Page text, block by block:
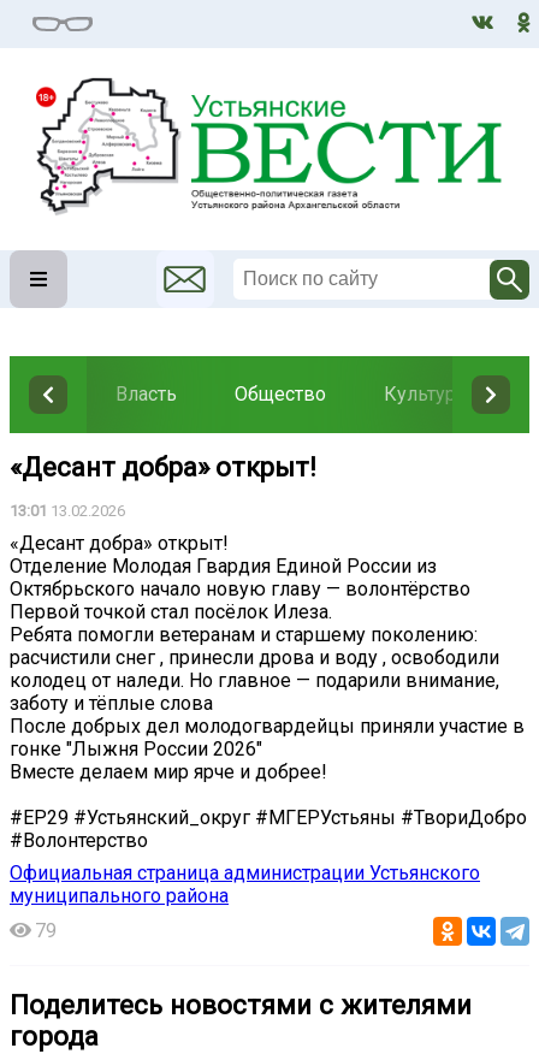
Власть Общество Культура
«Десант добра» открыт!
13:01 13.02.2026
«Десант добра» открыт!
Отделение Молодая Гвардия Единой России из
Октябрьского начало новую главу — волонтёрство
Первой точкой стал посёлок Илеза.
Ребята помогли ветеранам и старшему поколению:
расчистили снег ️, принесли дрова и воду , освободили
колодец от наледи. Но главное — подарили внимание,
заботу и тёплые слова ️
После добрых дел молодогвардейцы приняли участие в
гонке "Лыжня России 2026" ️
Вместе делаем мир ярче и добрее!
#ЕР29 #Устьянский_округ #МГЕРУстьяны #ТвориДобро
#Волонтерство
Официальная страница администрации Устьянского
муниципального района
79
Поделитесь новостями с жителями
города